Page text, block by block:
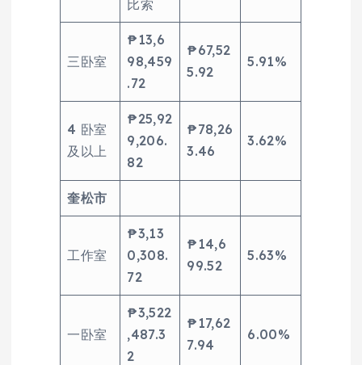
比索
三卧室
₱13,6
98,459
.72
₱67,52
5.92
5.91%
4 卧室
及以上
₱25,92
9,206.
82
₱78,26
3.46
3.62%
奎松市
工作室
₱3,13
0,308.
72
₱14,6
99.52
5.63%
一卧室
₱3,522
,487.3
2
₱17,62
7.94
6.00%